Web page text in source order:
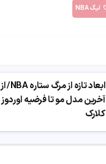
لیگ NBA
ابعاد تازه از مرگ ستاره NBA/ از
آخرین مدل مو تا فرضیه اوردوز
کلارک